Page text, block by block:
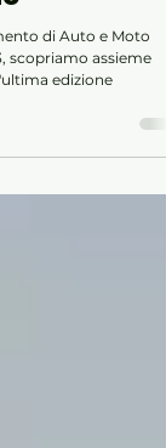
2022,
l'ultimo
di Auto e Moto